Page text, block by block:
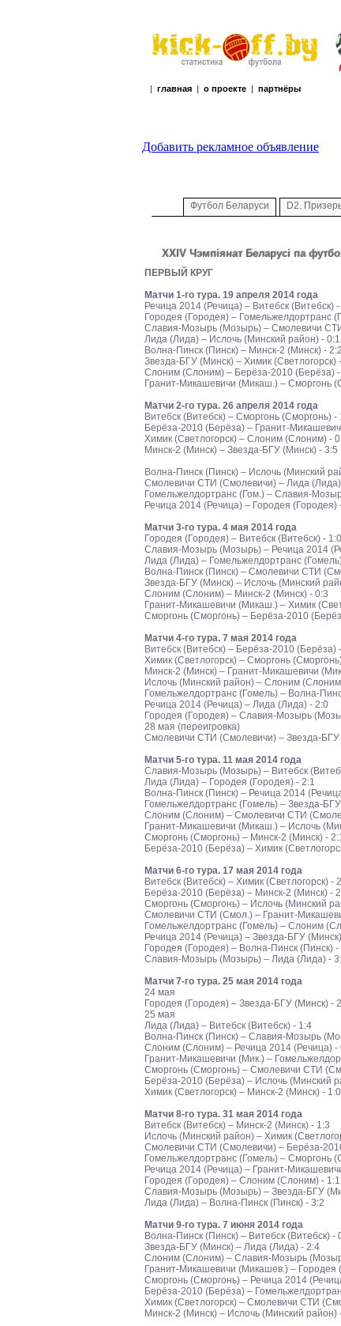
| главная | о проекте | партнёры
Добавить рекламное объявление
Футбол Беларуси D2.
XXIV Чэмпiянат Беларусi па
ПЕРВЫЙ КРУГ
Матчи 1-го тура. 19 апреля 2014 года
Речица 2014 (Речица) – Витебск (Витебск) -
Городея (Городея) – Гомельжелдортранс
Славия-Мозырь (Мозырь) – Смолевичи
Лида (Лида) – Ислочь (Минский район) - 0:1
Волна-Пинск (Пинск) – Минск-2 (Минск) - 2:2
Звезда-БГУ (Минск) – Химик (Светлогорск)
Слоним (Слоним) – Берёза-2010 (Берёза) -
Гранит-Микашевичи (Микаш.) – Сморгонь
Матчи 2-го тура. 26 апреля 2014 года
Витебск (Витебск) – Сморгонь (Сморгонь) -
Берёза-2010 (Берёза) – Гранит-
Химик (Светлогорск) – Слоним (Слоним) -
Минск-2 (Минск) – Звезда-БГУ (Минск) - 3:5
Волна-Пинск (Пинск) – Ислочь (Минский
Смолевичи СТИ (Смолевичи) – Лида
Гомельжелдортранс (Гом.) – Славия-
Речица 2014 (Речица) – Городея (Городея)
Матчи 3-го тура. 4 мая 2014 года
Городея (Городея) – Витебск (Витебск) - 1:0
Славия-Мозырь (Мозырь) – Речица 2014
Лида (Лида) – Гомельжелдортранс
Волна-Пинск (Пинск) – Смолевичи СТИ
Звезда-БГУ (Минск) – Ислочь (Минский
Слоним (Слоним) – Минск-2 (Минск) - 0:3
Гранит-Микашевичи (Микаш.) – Химик
Сморгонь (Сморгонь) – Берёза-2010
Матчи 4-го тура. 7 мая 2014 года
Витебск (Витебск) – Берёза-2010 (Берёза)
Химик (Светлогорск) – Сморгонь
Минск-2 (Минск) – Гранит-Микашевичи
Ислочь (Минский район) – Слоним
Гомельжелдортранс (Гомель) – Волна-
Речица 2014 (Речица) – Лида (Лида) - 2:0
Городея (Городея) – Славия-Мозырь
28 мая (переигровка)
Смолевичи СТИ (Смолевичи) – Звезда-БГУ
Матчи 5-го тура. 11 мая 2014 года
Славия-Мозырь (Мозырь) – Витебск
Лида (Лида) – Городея (Городея) - 2:1
Волна-Пинск (Пинск) – Речица 2014
Гомельжелдортранс (Гомель) – Звезда-
Слоним (Слоним) – Смолевичи СТИ
Гранит-Микашевичи (Микаш.) – Ислочь
Сморгонь (Сморгонь) – Минск-2 (Минск) -
Берёза-2010 (Берёза) – Химик
Матчи 6-го тура. 17 мая 2014 года
Витебск (Витебск) – Химик (Светлогорск) -
Берёза-2010 (Берёза) – Минск-2 (Минск) -
Сморгонь (Сморгонь) – Ислочь (Минский
Смолевичи СТИ (Смол.) – Гранит-
Гомельжелдортранс (Гомель) – Слоним
Речица 2014 (Речица) – Звезда-БГУ
Городея (Городея) – Волна-Пинск (Пинск) -
Славия-Мозырь (Мозырь) – Лида (Лида) -
Матчи 7-го тура. 25 мая 2014 года
24 мая
Городея (Городея) – Звезда-БГУ (Минск) -
25 мая
Лида (Лида) – Витебск (Витебск) - 1:4
Волна-Пинск (Пинск) – Славия-Мозырь
Слоним (Слоним) – Речица 2014 (Речица) -
Гранит-Микашевичи (Мик.) –
Сморгонь (Сморгонь) – Смолевичи СТИ
Берёза-2010 (Берёза) – Ислочь (Минский
Химик (Светлогорск) – Минск-2 (Минск) - 1:0
Матчи 8-го тура. 31 мая 2014 года
Витебск (Витебск) – Минск-2 (Минск) - 1:3
Ислочь (Минский район) – Химик
Смолевичи СТИ (Смолевичи) – Берёза-
Гомельжелдортранс (Гомель) – Сморгонь
Речица 2014 (Речица) – Гранит-
Городея (Городея) – Слоним (Слоним) - 1:1
Славия-Мозырь (Мозырь) – Звезда-БГУ
Лида (Лида) – Волна-Пинск (Пинск) - 3:2
Матчи 9-го тура. 7 июня 2014 года
Волна-Пинск (Пинск) – Витебск (Витебск) -
Звезда-БГУ (Минск) – Лида (Лида) - 2:4
Слоним (Слоним) – Славия-Мозырь
Гранит-Микашевичи (Микашев.) – Городея
Сморгонь (Сморгонь) – Речица 2014
Берёза-2010 (Берёза) –
Химик (Светлогорск) – Смолевичи СТИ
Минск-2 (Минск) – Ислочь (Минский район)